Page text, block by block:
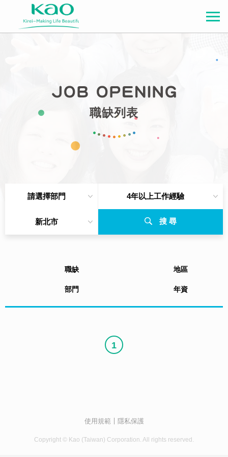
職缺列表
請選擇部門 4年以上工作經驗
新北市 搜 尋
職缺 地區
部門 年資
1
使用規範 隱私保護
Copyright © Kao (Taiwan) Corporation. All rights reserved.